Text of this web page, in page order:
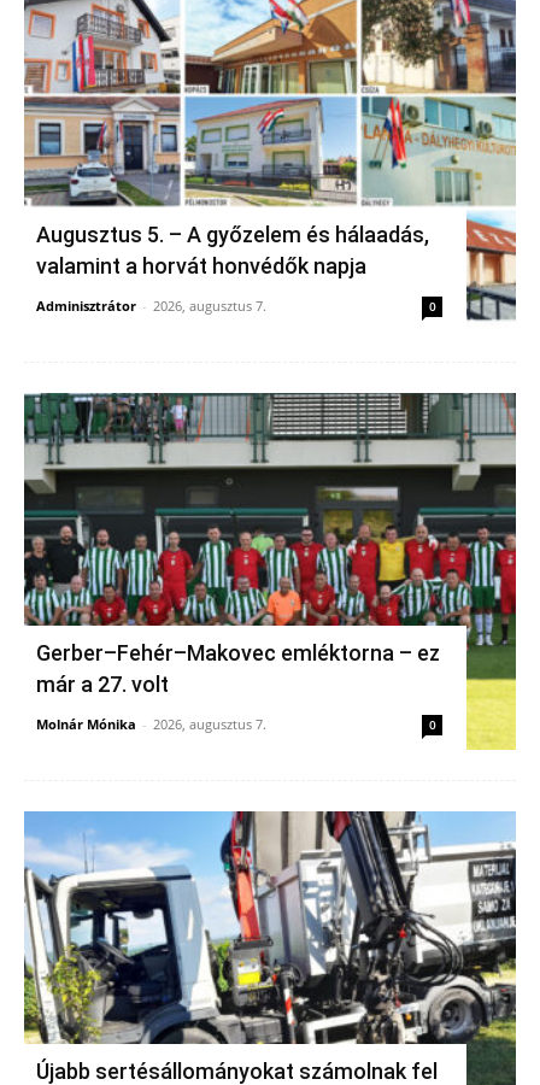
Augusztus 5. – A győzelem és hálaadás,
valamint a horvát honvédők napja
Adminisztrátor - 2026, augusztus 7. 0
Gerber–Fehér–Makovec emléktorna – ez
már a 27. volt
Molnár Mónika - 2026, augusztus 7. 0
Újabb sertésállományokat számolnak fel